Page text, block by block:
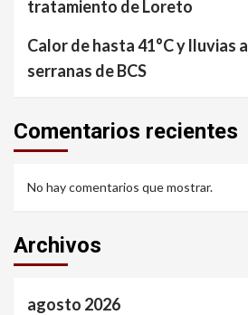
tratamiento de Loreto
Calor de hasta 41°C y lluvias
serranas de BCS
Comentarios recientes
No hay comentarios que mostrar.
Archivos
agosto 2026